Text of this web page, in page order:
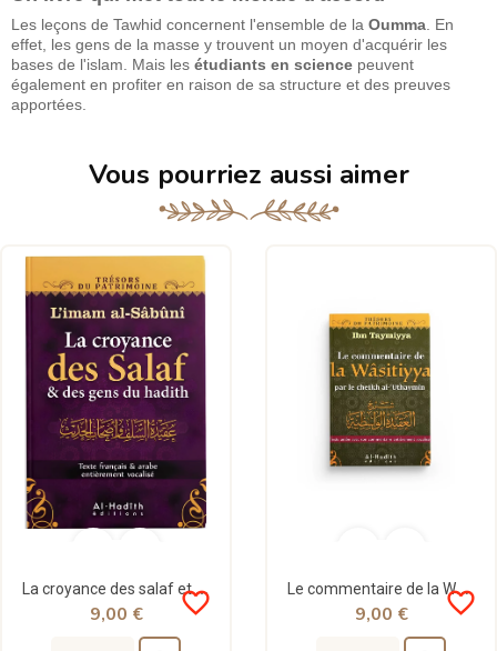
Les leçons de Tawhid concernent l'ensemble de la Oumma . En
effet, les gens de la masse y trouvent un moyen d'acquérir les
bases de l'islam. Mais les étudiants en science peuvent
également en profiter en raison de sa structure et des preuves
apportées.
Vous pourriez aussi aimer
La croyance des salaf et des gens du hadith - Imâm As-Sâbounî - al-Hadith
favorite_border
9,00 €
Le commentaire de la Wâsitiyya d'ibn Taymiyya par ibn Outheymin - Al hadith
favorite_border
9,00 €